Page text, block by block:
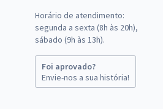
Horário de atendimento:
segunda a sexta (8h às 20h),
sábado (9h às 13h).
Foi aprovado?
Envie-nos a sua história!